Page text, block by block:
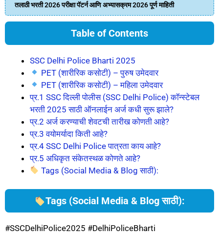
तलाठी भरती 2026 परीक्षा पॅटर्न आणि अभ्यासक्रम 2026 पूर्ण माहिती
Table of Contents
SSC Delhi Police Bharti 2025
PET (शारीरिक कसोटी) – पुरुष उमेदवार
PET (शारीरिक कसोटी) – महिला उमेदवार
प्र.1 SSC दिल्ली पोलीस (SSC Delhi Police) कॉन्स्टेबल
भरती 2025 साठी ऑनलाईन अर्ज कधी सुरू झाले?
प्र.2 अर्ज करण्याची शेवटची तारीख कोणती आहे?
प्र.3 वयोमर्यादा किती आहे?
प्र.4 SSC Delhi Police पात्रता काय आहे?
प्र.5 अधिकृत संकेतस्थळ कोणते आहे?
Tags (Social Media & Blog साठी):
Tags (Social Media & Blog साठी):
#SSCDelhiPolice2025 #DelhiPoliceBharti